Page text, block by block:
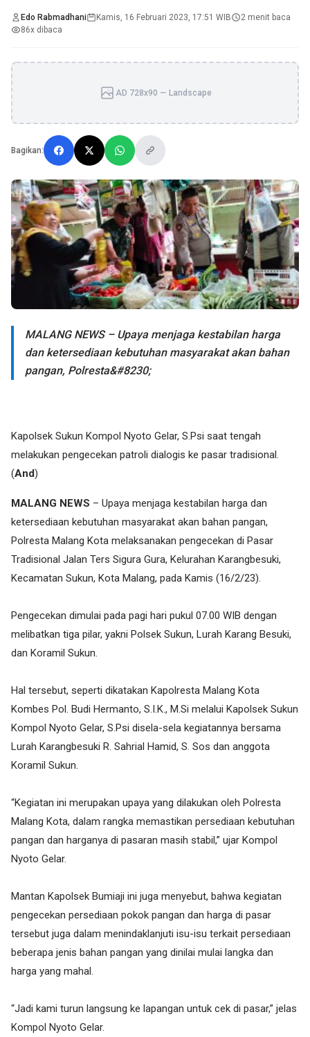
Edo Rabmadhani Kamis, 16 Februari 2023, 17:51 WIB
2 menit baca
86x dibaca
AD 728x90 — Landscape
Bagikan:
MALANG NEWS – Upaya menjaga kestabilan harga
dan ketersediaan kebutuhan masyarakat akan bahan
pangan, Polresta&#8230;
Kapolsek Sukun Kompol Nyoto Gelar, S.Psi saat tengah
melakukan pengecekan patroli dialogis ke pasar tradisional.
(And)
MALANG NEWS – Upaya menjaga kestabilan harga dan
ketersediaan kebutuhan masyarakat akan bahan pangan,
Polresta Malang Kota melaksanakan pengecekan di Pasar
Tradisional Jalan Ters Sigura Gura, Kelurahan Karangbesuki,
Kecamatan Sukun, Kota Malang, pada Kamis (16/2/23).
Pengecekan dimulai pada pagi hari pukul 07.00 WIB dengan
melibatkan tiga pilar, yakni Polsek Sukun, Lurah Karang Besuki,
dan Koramil Sukun.
Hal tersebut, seperti dikatakan Kapolresta Malang Kota
Kombes Pol. Budi Hermanto, S.I.K., M.Si melalui Kapolsek Sukun
Kompol Nyoto Gelar, S.Psi disela-sela kegiatannya bersama
Lurah Karangbesuki R. Sahrial Hamid, S. Sos dan anggota
Koramil Sukun.
“Kegiatan ini merupakan upaya yang dilakukan oleh Polresta
Malang Kota, dalam rangka memastikan persediaan kebutuhan
pangan dan harganya di pasaran masih stabil,” ujar Kompol
Nyoto Gelar.
Mantan Kapolsek Bumiaji ini juga menyebut, bahwa kegiatan
pengecekan persediaan pokok pangan dan harga di pasar
tersebut juga dalam menindaklanjuti isu-isu terkait persediaan
beberapa jenis bahan pangan yang dinilai mulai langka dan
harga yang mahal.
“Jadi kami turun langsung ke lapangan untuk cek di pasar,” jelas
Kompol Nyoto Gelar.